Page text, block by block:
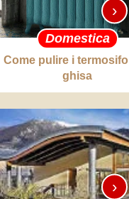
Domestica
Come pulire i
ghisa
›
›